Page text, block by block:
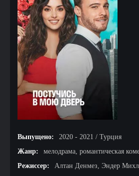
Выпущено:
2020 - 2021 / Турция
Жанр:
мелодрама, романтическая
Режиссер:
Алтан Денмез, Эндер